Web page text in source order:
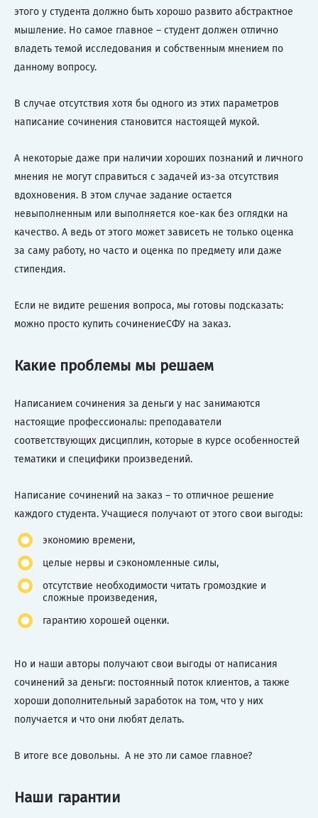
этого у студента должно быть хорошо развито абстрактное
мышление. Но самое главное – студент должен отлично
владеть темой исследования и собственным мнением по
данному вопросу.
В случае отсутствия хотя бы одного из этих параметров
написание сочинения становится настоящей мукой.
А некоторые даже при наличии хороших познаний и личного
мнения не могут справиться с задачей из-за отсутствия
вдохновения. В этом случае задание остается
невыполненным или выполняется кое-как без оглядки на
качество. А ведь от этого может зависеть не только оценка
за саму работу, но часто и оценка по предмету или даже
стипендия.
Если не видите решения вопроса, мы готовы подсказать:
можно просто купить сочинениеСФУ на заказ.
Какие проблемы мы решаем
Написанием сочинения за деньги у нас занимаются
настоящие профессионалы: преподаватели
соответствующих дисциплин, которые в курсе особенностей
тематики и специфики произведений.
Написание сочинений на заказ – то отличное решение
каждого студента. Учащиеся получают от этого свои выгоды:
экономию времени,
целые нервы и сэкономленные силы,
отсутствие необходимости читать громоздкие и
сложные произведения,
гарантию хорошей оценки.
Но и наши авторы получают свои выгоды от написания
сочинений за деньги: постоянный поток клиентов, а также
хороши дополнительный заработок на том, что у них
получается и что они любят делать.
В итоге все довольны. А не это ли самое главное?
Наши гарантии